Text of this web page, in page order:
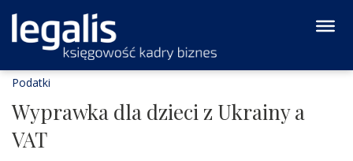
Podatki
Wyprawka dla dzieci z Ukrainy a
VAT